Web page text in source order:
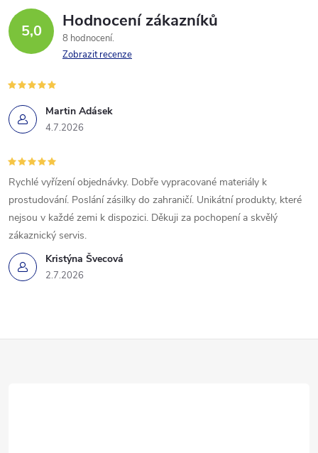
5,0 Hodnocení zákazníků
8 hodnocení
Zobrazit recenze
Martin Adásek
4.7.2026
Kristýna Švecová
2.7.2026
Rychlé vyřízení objednávky. Dobře vypracované materiály k
prostudování. Poslání zásilky do zahraničí. Unikátní produkty, které
nejsou v každé zemi k dispozici. Děkuji za pochopení a skvělý
zákaznický servis.